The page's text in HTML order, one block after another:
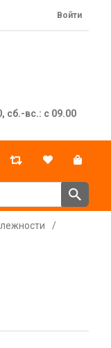
сб.-вс.: с 09.00
Войти
/